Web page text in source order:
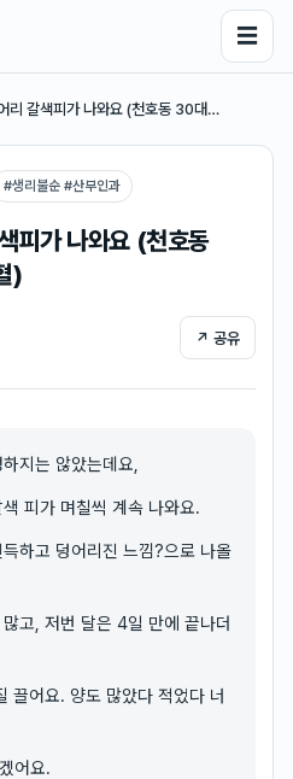
☰
리 갈색피가 나와요 (천호동 30대…
#생리불순 #산부인과
피가 나와요 (천호동
)
↗ 공유
지는 않았는데요,
피가 며칠씩 계속 나와요.
하고 덩어리진 느낌?으로 나올
고, 저번 달은 4일 만에 끝나더
끌어요. 양도 많았다 적었다 너
어요.